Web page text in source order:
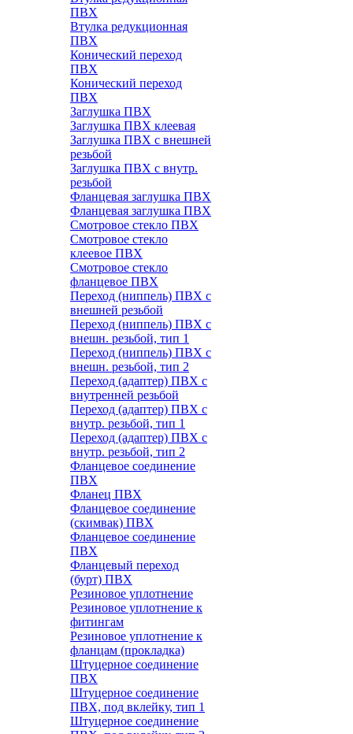
ПВХ
Втулка редукционная
ПВХ
Конический переход
ПВХ
Конический переход
ПВХ
Заглушка ПВХ
Заглушка ПВХ клеевая
Заглушка ПВХ с внешней
резьбой
Заглушка ПВХ с внутр.
резьбой
Фланцевая заглушка ПВХ
Фланцевая заглушка ПВХ
Смотровое стекло ПВХ
Смотровое стекло
клеевое ПВХ
Смотровое стекло
фланцевое ПВХ
Переход (ниппель) ПВХ с
внешней резьбой
Переход (ниппель) ПВХ с
внешн. резьбой, тип 1
Переход (ниппель) ПВХ с
внешн. резьбой, тип 2
Переход (адаптер) ПВХ с
внутренней резьбой
Переход (адаптер) ПВХ с
внутр. резьбой, тип 1
Переход (адаптер) ПВХ с
внутр. резьбой, тип 2
Фланцевое соединение
ПВХ
Фланец ПВХ
Фланцевое соединение
(скимвак) ПВХ
Фланцевое соединение
ПВХ
Фланцевый переход
(бурт) ПВХ
Резиновое уплотнение
Резиновое уплотнение к
фитингам
Резиновое уплотнение к
фланцам (прокладка)
Штуцерное соединение
ПВХ
Штуцерное соединение
ПВХ, под вклейку, тип 1
Штуцерное соединение